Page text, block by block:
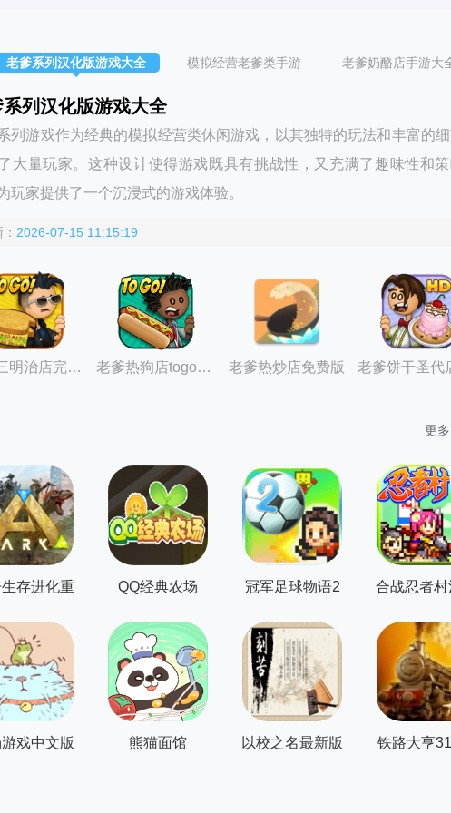
老爹系列汉化版游戏大全 模拟经营老爹类手游 老爹奶酪店手游大
列汉化版游戏大全
列游戏作为经典的模拟经营类休闲游戏，以其独特的玩法和丰富的
大量玩家。这种设计使得游戏既具有挑战性，又充满了趣味性和
玩家提供了一个沉浸式的游戏体验。
2026-07-15 11:15:19
老爹三明治店完整版 老爹热狗店togo正版 老爹热炒店免费版
更多
存进化重
制版
QQ经典农场 冠军足球物语2
最新版
合战忍者
版
戏中文版 熊猫面馆 以校之名最新版 铁路大亨